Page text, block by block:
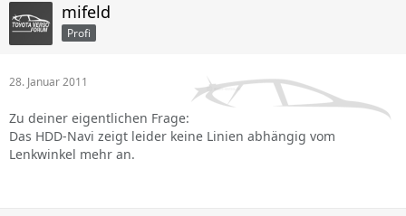
mifeld
Profi
28. Januar 2011
Zu deiner eigentlichen Frage:
Das HDD-Navi zeigt leider keine Linien abhängig vom
Lenkwinkel mehr an.